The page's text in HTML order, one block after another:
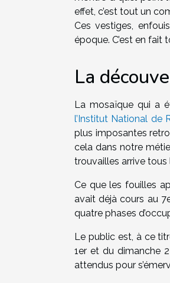
effet, c’est tout un
Ces vestiges,
époque. C’est en
La
La mosaïque qui a
l’Institut National de
plus imposantes
cela dans notre
trouvailles arrive tous
Ce que les fouilles
avait déjà cours au
quatre phases
Le public est, à ce
1er et du dimanche
attendus pour